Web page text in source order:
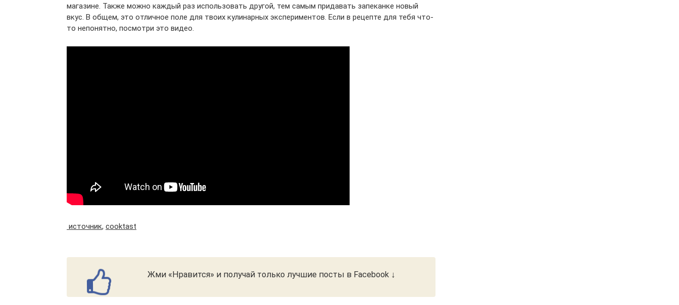
магазине. Также можно каждый раз использовать другой, тем самым придавать запеканке новый
вкус. В общем, это отличное поле для твоих кулинарных экспериментов. Если в рецепте для тебя что-
то непонятно, посмотри это видео.
источник, cooktast
Жми «Нравится» и получай только лучшие посты в Facebook ↓